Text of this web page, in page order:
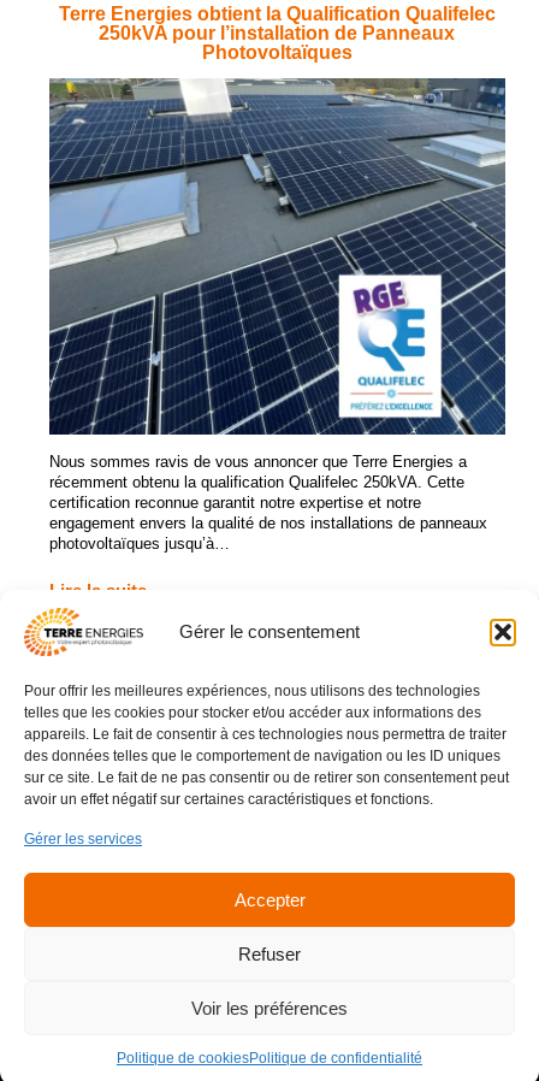
Gérer le consentement
Pour offrir les meilleures expériences, nous utilisons des technologies
telles que les cookies pour stocker et/ou accéder aux informations des
appareils. Le fait de consentir à ces technologies nous permettra de traiter
des données telles que le comportement de navigation ou les ID uniques
sur ce site. Le fait de ne pas consentir ou de retirer son consentement peut
avoir un effet négatif sur certaines caractéristiques et fonctions.
Gérer les services
Accepter
Refuser
Voir les préférences
Politique de cookiesPolitique de confidentialité
Terre Energies obtient la Qualification Qualifelec
250kVA pour l’installation de Panneaux
Photovoltaïques
Nous sommes ravis de vous annoncer que Terre Energies a
récemment obtenu la qualification Qualifelec 250kVA. Cette
certification reconnue garantit notre expertise et notre
engagement envers la qualité de nos installations de panneaux
photovoltaïques jusqu’à…
Lire la suite
03 83 16 42 93
contact@terreenergies.fr
16 B Allée des Bonnetons
54425 PULNOY
Lun - Ven : 08h - 12h / 13h30 - 17h
FAQ
CGV
Copyright © 2026 Terre Energies